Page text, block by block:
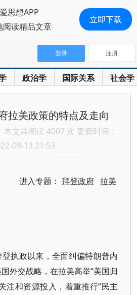
政治学 国际关系 社会学
登录 注册
拉美政策的特点及走向
本文共阅读 4007 次 更新时间：
09-13 21:53
进入专题： 拜登政府 拉美
登执政以来，全面纠偏特朗普内
外交战略，在拉美高举“美国归
注和资源投入，着重推行“民主
思想APP
阅读精品文章
立即下载